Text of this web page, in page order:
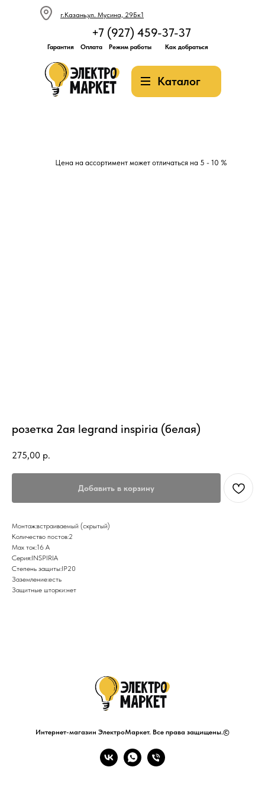
г.Казань,ул. Мусина, 29Бк1
Каталог
+7 (927) 459-37-37
Гарантия Оплата Режим работы Как добраться
Цена на ассортимент может отличаться на 5 - 10 %
розетка 2ая legrand inspiria (белая)
275,00 р.
Добавить в корзину
Монтаж:встраиваемый (скрытый)
Количество постов:2
Max ток:16 А
Серия:INSPIRIA
Степень защиты:IP20
Заземление:есть
Защитные шторки:нет
Интернет-магазин ЭлектроМаркет. Все права защищены.©